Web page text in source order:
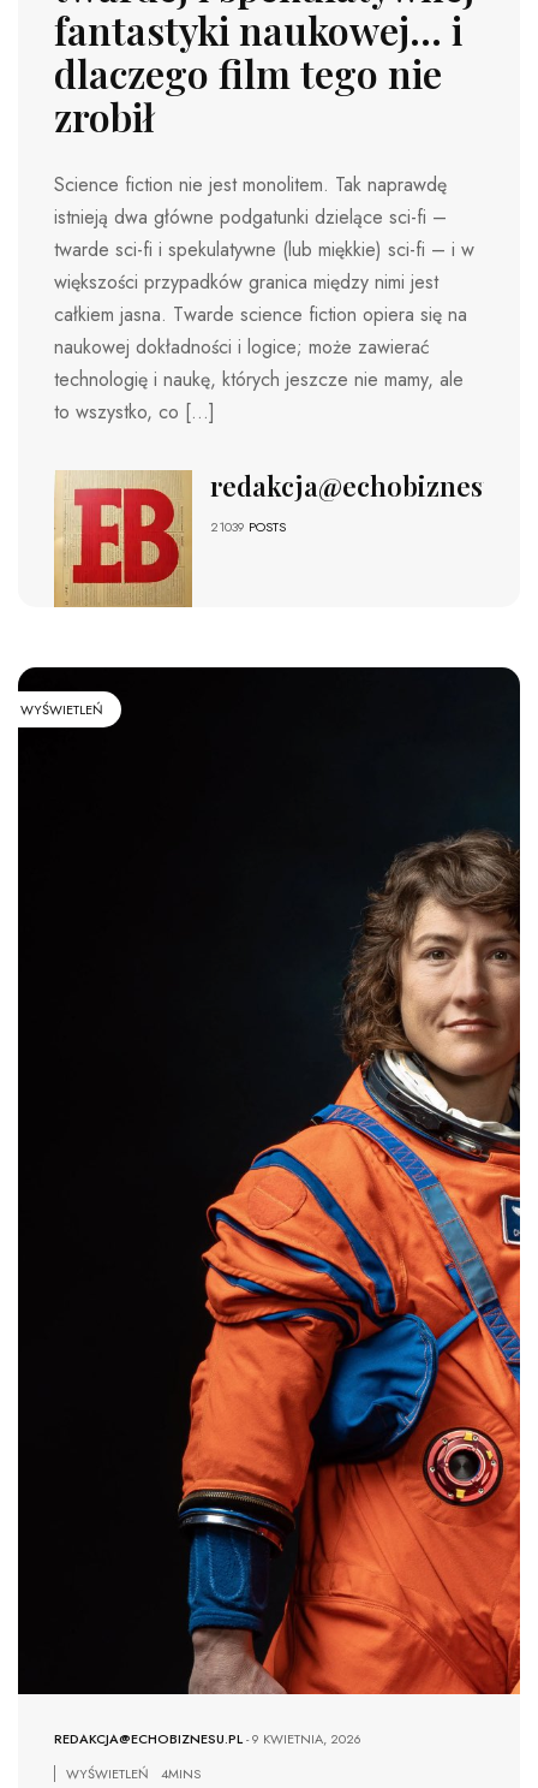
fantastyki naukowej… i
dlaczego film tego nie
zrobił
Science fiction nie jest monolitem. Tak naprawdę
istnieją dwa główne podgatunki dzielące sci-fi –
twarde sci-fi i spekulatywne (lub miękkie) sci-fi – i w
większości przypadków granica między nimi jest
całkiem jasna. Twarde science fiction opiera się na
naukowej dokładności i logice; może zawierać
technologię i naukę, których jeszcze nie mamy, ale
to wszystko, co […]
redakcja@echobiznesu.pl
21039 POSTS
WYŚWIETLEŃ
REDAKCJA@ECHOBIZNESU.PL-9 KWIETNIA, 2026
WYŚWIETLEŃ
4MINS